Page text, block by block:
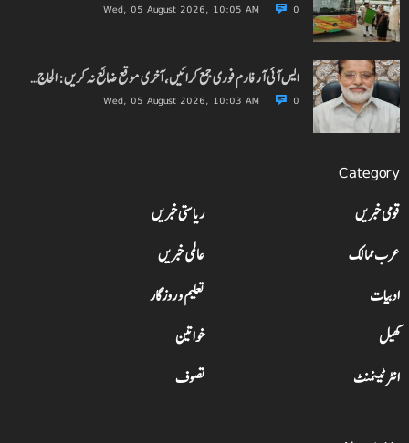
Wed, 05 August 2026, 10:05 AM 0
ایس آئی آر فارم فوری جمع کرائیں، آخری موقع ضائع نہ کریں: الحاج…
Wed, 05 August 2026, 10:03 AM 0
Category
قومی خبریں
ریاستی خبریں
عرب ممالک
عالمی خبریں
ادبیات
تعلیم و روزگار
کھیل
خواتین
انٹرٹینمنٹ
تصوف